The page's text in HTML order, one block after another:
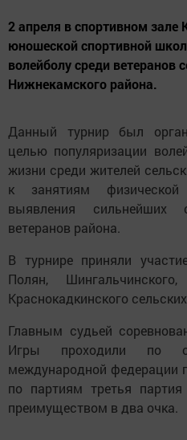
2 апреля в спортивном зале
юношеской спортивной
волейболу среди ветеранов
Нижнекамского района.
Данный турнир был
целью популяризации
жизни среди жителей
к занятиям
выявления сильнейших
ветеранов района.
В турнире приняли
Полян,
Краснокадкинского
Главным судьей
Игры проходили по
международной федерации
по партиям третья
преимуществом в два очка.